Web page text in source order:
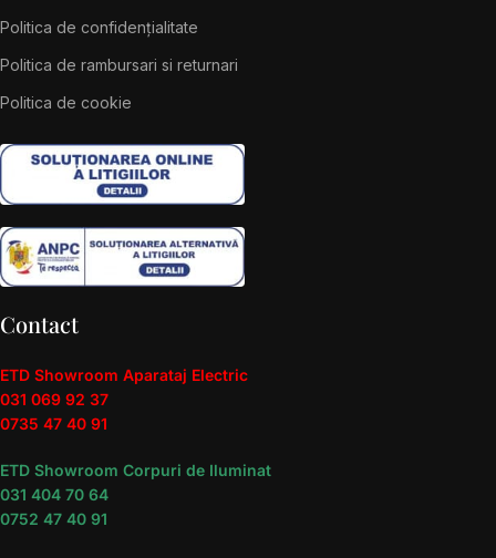
Politica de confidențialitate
Politica de rambursari si returnari
Politica de cookie
Contact
ETD Showroom Aparataj Electric
031 069 92 37
0735 47 40 91
ETD Showroom Corpuri de Iluminat
031 404 70 64
0752 47 40 91